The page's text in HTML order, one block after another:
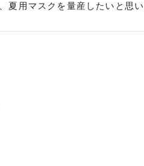
夏用マスクを量産したいと思